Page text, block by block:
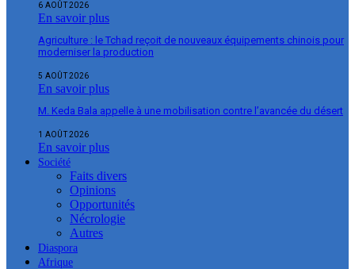
6 AOÛT 2026
En savoir plus
Agriculture : le Tchad reçoit de nouveaux équipements chinois pour
moderniser la production
5 AOÛT 2026
En savoir plus
M. Keda Bala appelle à une mobilisation contre l’avancée du désert
1 AOÛT 2026
En savoir plus
Société
Faits divers
Opinions
Opportunités
Nécrologie
Autres
Diaspora
Afrique